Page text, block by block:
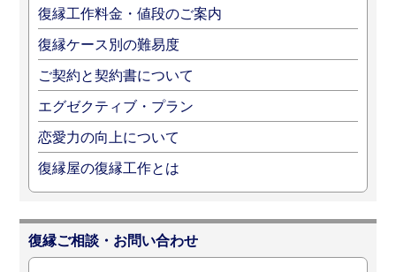
復縁工作料金・値段のご案内
復縁ケース別の難易度
ご契約と契約書について
エグゼクティブ・プラン
恋愛力の向上について
復縁屋の復縁工作とは
復縁ご相談・お問い合わせ